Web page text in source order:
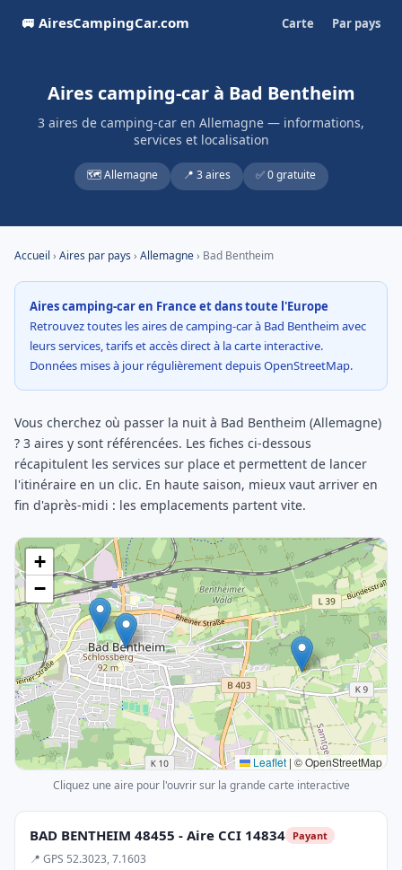
🚐 AiresCampingCar.com Carte Par pays
Aires camping-car à Bad Bentheim
3 aires de camping-car en Allemagne — informations,
services et localisation
🗺️ Allemagne 📍 3 aires ✅ 0 gratuite
Accueil › Aires par pays› Allemagne› Bad Bentheim
Aires camping-car en France et dans toute l'Europe
Retrouvez toutes les aires de camping-car à Bad Bentheim avec
leurs services, tarifs et accès direct à la carte interactive.
Données mises à jour régulièrement depuis OpenStreetMap.
Vous cherchez où passer la nuit à Bad Bentheim (Allemagne)
? 3 aires y sont référencées. Les fiches ci-dessous
récapitulent les services sur place et permettent de lancer
l'itinéraire en un clic. En haute saison, mieux vaut arriver en
fin d'après-midi : les emplacements partent vite.
BAD BENTHEIM 48455 - Aire CCI 14834 Payant
📍 GPS 52.3023, 7.1603
+
−
Leaflet | © OpenStreetMap
Cliquez une aire pour l'ouvrir sur la grande carte interactive